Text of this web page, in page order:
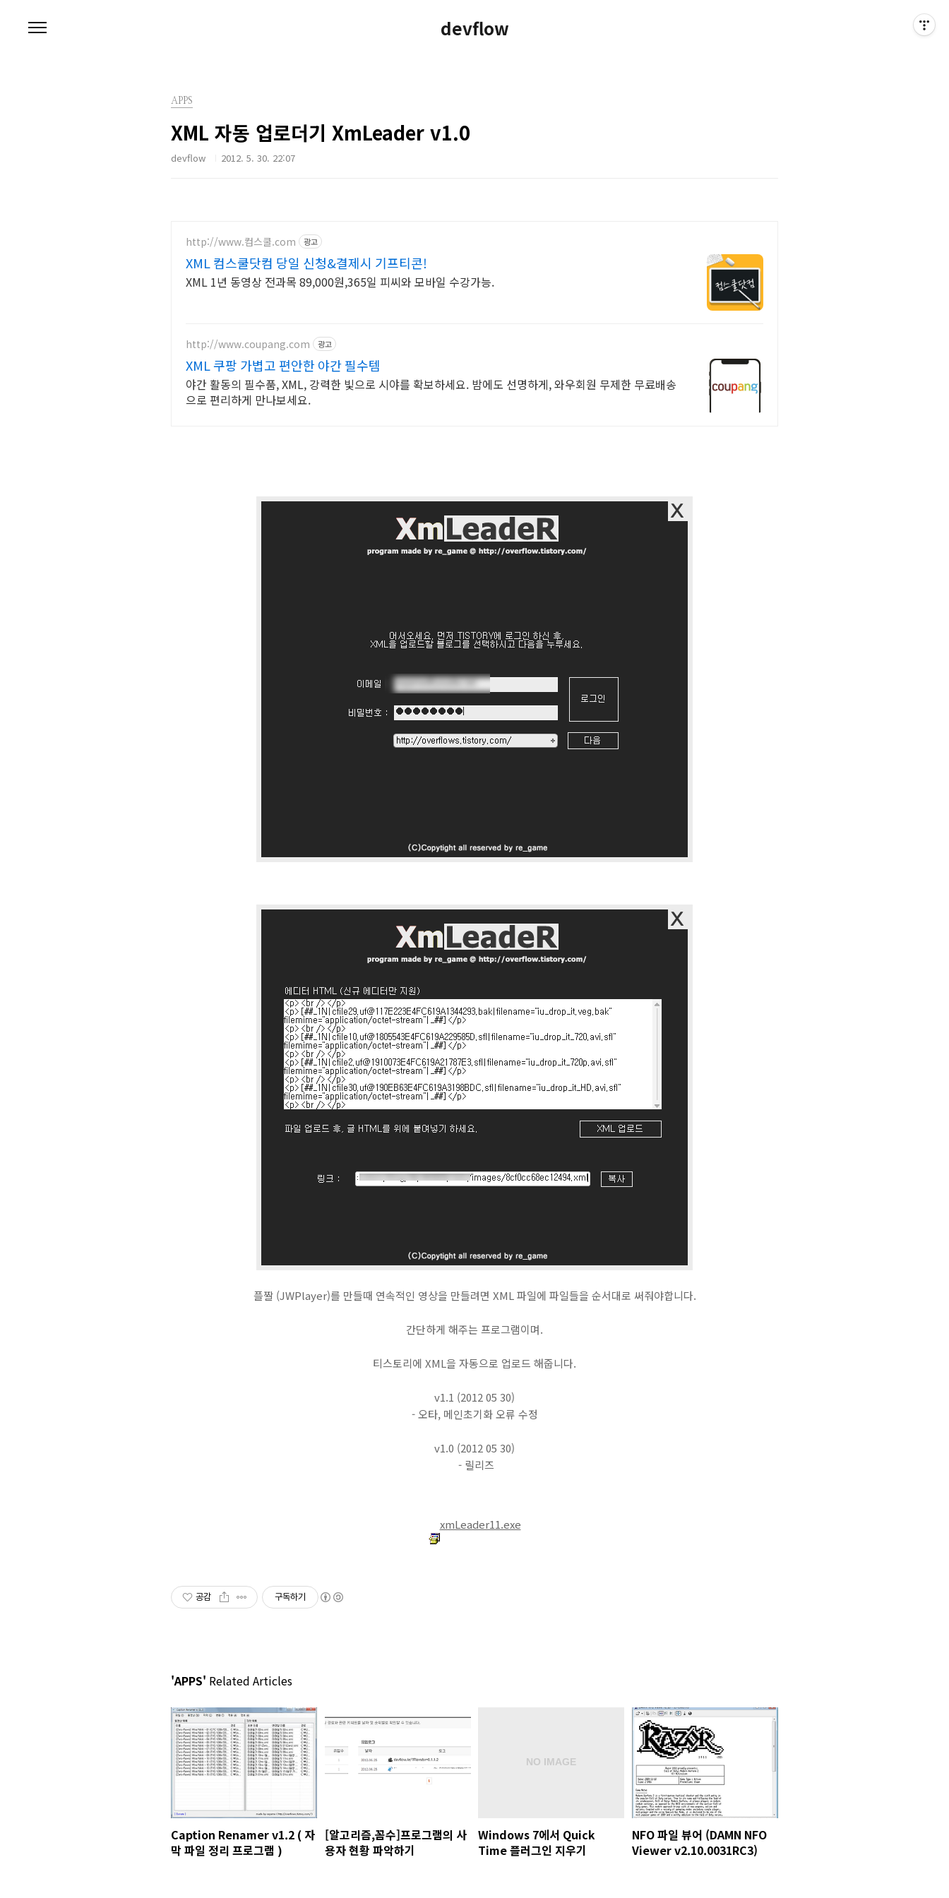
devflow
APPS
XML 자동 업로더기 XmLeader v1.0
devflow 2012. 5. 30. 22:07
http://www.컴스쿨.com 광고
XML 컴스쿨닷컴 당일 신청&결제시 기프티콘!
XML 1년 동영상 전과목 89,000원,365일 피씨와 모바일 수강가능.
http://www.coupang.com 광고
XML 쿠팡 가볍고 편안한 야간 필수템
야간 활동의 필수품, XML, 강력한 빛으로 시야를 확보하세요. 밤에도 선명하게, 와우회원 무제한 무료배송
으로 편리하게 만나보세요.
플짤 (JWPlayer)를 만들때 연속적인 영상을 만들려면 XML 파일에 파일들을 순서대로 써줘야합니다.
간단하게 해주는 프로그램이며.
티스토리에 XML을 자동으로 업로드 해줍니다.
v1.1 (2012 05 30)
- 오타, 메인초기화 오류 수정
v1.0 (2012 05 30)
- 릴리즈
xmLeader11.exe
공감 구독하기
'APPS' Related Articles
Caption Renamer v1.2 ( 자
막 파일 정리 프로그램 )
[알고리즘,꼼수]프로그램의 사
용자 현황 파악하기
Windows 7에서 Quick
Time 플러그인 지우기
NFO 파일 뷰어 (DAMN NFO
Viewer v2.10.0031RC3)